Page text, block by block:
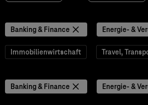
Banking & Finance Energie- &
Immobilienwirtschaft Travel,
Banking & Finance Energie- &